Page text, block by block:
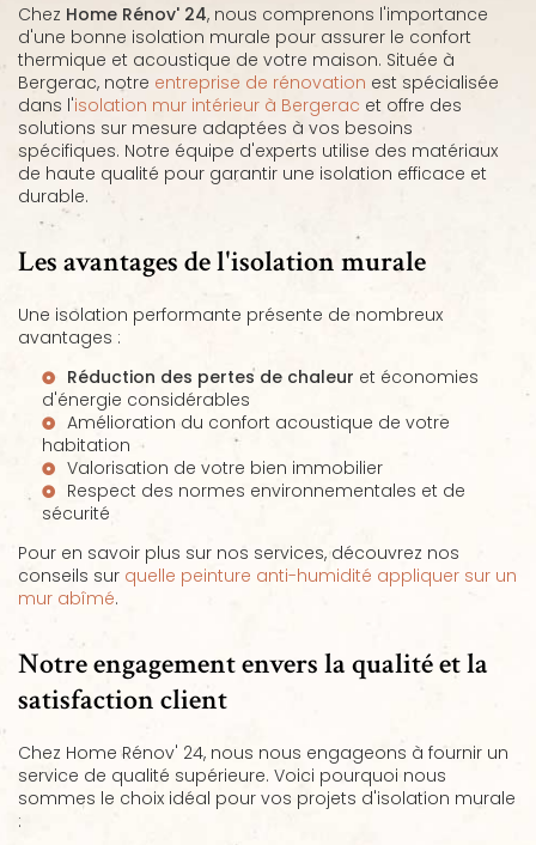
Chez Home Rénov' 24, nous comprenons l'importance
d'une bonne isolation murale pour assurer le confort
thermique et acoustique de votre maison. Située à
Bergerac, notre entreprise de rénovation est spécialisée
dans l'isolation mur intérieur à Bergerac et offre des
solutions sur mesure adaptées à vos besoins
spécifiques. Notre équipe d'experts utilise des matériaux
de haute qualité pour garantir une isolation efficace et
durable.
Les avantages de l'isolation murale
Une isolation performante présente de nombreux
avantages :
Réduction des pertes de chaleur et économies
d'énergie considérables
Amélioration du confort acoustique de votre
habitation
Valorisation de votre bien immobilier
Respect des normes environnementales et de
sécurité
Pour en savoir plus sur nos services, découvrez nos
conseils sur quelle peinture anti-humidité appliquer sur un
mur abîmé.
Notre engagement envers la qualité et la
satisfaction client
Chez Home Rénov' 24, nous nous engageons à fournir un
service de qualité supérieure. Voici pourquoi nous
sommes le choix idéal pour vos projets d'isolation murale
: